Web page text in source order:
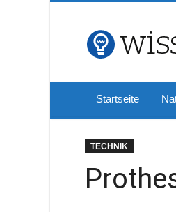
Startseite
TECHNIK